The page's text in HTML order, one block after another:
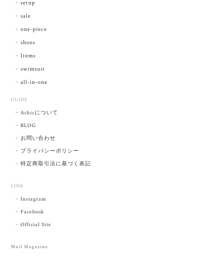
setup
sale
one-piece
shoes
Items
swimsuit
all-in-one
GUIDE
Achicについて
BLOG
お問い合わせ
プライバシーポリシー
特定商取引法に基づく表記
LINK
Instagram
Facebook
Official Site
Mail Magazine